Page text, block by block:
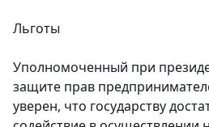
Льготы
Уполномоченный при
защите прав
уверен, что государству